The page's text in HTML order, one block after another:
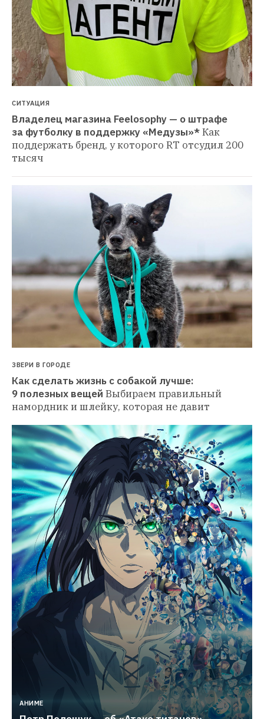
СИТУАЦИЯ
Владелец магазина Feelosophy — о штрафе
за футболку в поддержку «Медузы»*Как
поддержать бренд, у которого RT отсудил 200
тысяч
ЗВЕРИ В ГОРОДЕ
Как сделать жизнь с собакой лучше:
9 полезных вещей Выбираем правильный
намордник и шлейку, которая не давит
АНИМЕ